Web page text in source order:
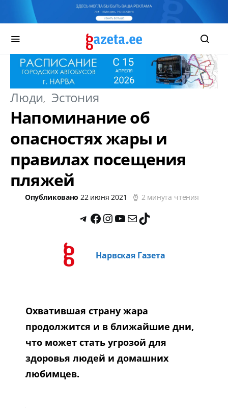
Люди Эстония
Напоминание об
опасностях жары и
правилах посещения
пляжей
Опубликовано 22 июня 2021 2 минута чтения
Нарвская Газета
Охватившая страну жара
продолжится и в ближайшие дни,
что может стать угрозой для
здоровья людей и домашних
любимцев.